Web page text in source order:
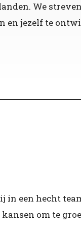
We
en jezelf te
in een hecht
om te